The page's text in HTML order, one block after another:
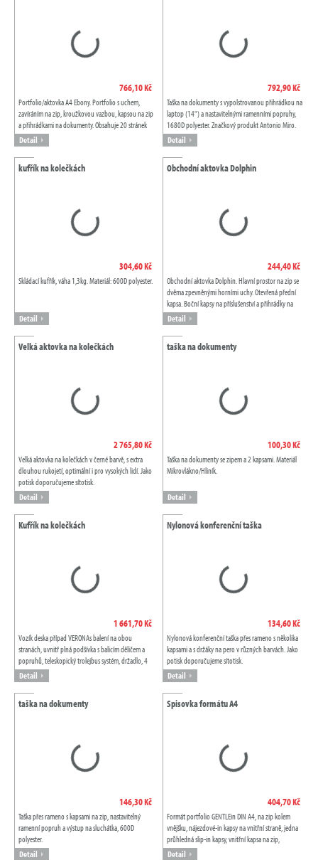
766,10 Kč
Portfolio/aktovka A4 Ebony. Portfolio s uchem,
zavíráním na zip, kroužkovou vazbou, kapsou na zip
a přihrádkami na dokumenty. Obsahuje 20 stránek
linkovaného poznámkového bloku. Pero...
Detail
792,90 Kč
Taška na dokumenty s vypolstrovanou přihrádkou na
laptop (14") a nastavitelnými ramenními popruhy,
1680D polyester. Značkový produkt Antonio Miro.
Detail
kufřík na kolečkách
304,60 Kč
Skládací kufřík, váha 1,3kg. Materiál: 600D polyester.
Detail
Obchodní aktovka Dolphin
244,40 Kč
Obchodní aktovka Dolphin. Hlavní prostor na zip se
dvěma zpevněnými horními uchy. Otevřená přední
kapsa. Boční kapsy na příslušenství a přihrádky na
pero. Nastavitelný polstrovaný...
Detail
Velká aktovka na kolečkách
2 765,80 Kč
Velká aktovka na kolečkách v černé barvě, s extra
dlouhou rukojetí, optimální i pro vysokých lidí. Jako
potisk doporučujeme sítotisk.
Detail
taška na dokumenty
100,30 Kč
Taška na dokumenty se zipem a 2 kapsami. Materiál
Mikrovlákno/Hliník.
Detail
Kufřík na kolečkách
1 661,70 Kč
Vozík deska případ VERONAs balení na obou
stranách, uvnitř plná podšívka s balicím děličem a
popruhů, teleskopický trolejbus systém, držadlo, 4
lehký chod kola, číselným zámkem,...
Detail
Nylonová konferenční taška
134,60 Kč
Nylonová konferenční taška přes rameno s několika
kapsami a s držáky na pero v různých barvách. Jako
potisk doporučujeme sítotisk.
Detail
taška na dokumenty
146,30 Kč
Taška přes rameno s kapsami na zip, nastavitelný
ramenní popruh a výstup na sluchátka, 600D
polyester.
Detail
Spisovka formátu A4
404,70 Kč
Formát portfolio GENTLEin DIN A4, na zip kolem
vnějšku, nájezdové-in kapsy na vnitřní straně, jedna
průhledná slip-in kapsy, vnitřní kapsa na zip,
kalkulačka, poznámkový blok, držák...
Detail